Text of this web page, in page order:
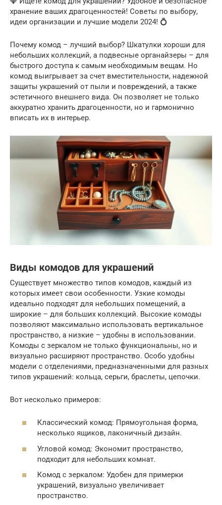
хранение ваших драгоценностей! Советы по выбору,
идеи организации и лучшие модели 2024! 💍
Почему комод – лучший выбор? Шкатулки хороши для
небольших коллекций, а подвесные органайзеры – для
быстрого доступа к самым необходимым вещам. Но
комод выигрывает за счет вместительности, надежной
защиты украшений от пыли и повреждений, а также
эстетичного внешнего вида. Он позволяет не только
аккуратно хранить драгоценности, но и гармонично
вписать их в интерьер.
Виды комодов для украшений
Существует множество типов комодов, каждый из
которых имеет свои особенности. Узкие комоды
идеально подходят для небольших помещений, а
широкие – для больших коллекций. Высокие комоды
позволяют максимально использовать вертикальное
пространство, а низкие – удобны в использовании.
Комоды с зеркалом не только функциональны, но и
визуально расширяют пространство. Особо удобны
модели с отделениями, предназначенными для разных
типов украшений: кольца, серьги, браслеты, цепочки.
Вот несколько примеров:
Классический комод: Прямоугольная форма,
несколько ящиков, лаконичный дизайн.
Угловой комод: Экономит пространство,
подходит для небольших комнат.
Комод с зеркалом: Удобен для примерки
украшений, визуально увеличивает
пространство.